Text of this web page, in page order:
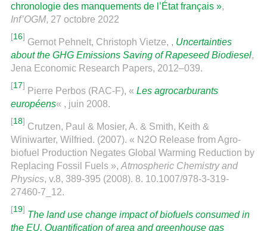
chronologie des manquements de l’État français »,
Inf’OGM, 27 octobre 2022
[16]
Gernot Pehnelt, Christoph Vietze, , Uncertainties
about the GHG Emissions Saving of Rapeseed Biodiesel,
Jena Economic Research Papers, 2012–039.
[17]
Pierre Perbos (RAC-F), « Les agrocarburants
européens« , juin 2008.
[18]
Crutzen, Paul & Mosier, A. & Smith, Keith &
Winiwarter, Wilfried. (2007). « N2O Release from Agro-
biofuel Production Negates Global Warming Reduction by
Replacing Fossil Fuels », Atmospheric Chemistry and
Physics, v.8, 389-395 (2008). 8. 10.1007/978-3-319-
27460-7_12.
[19]
The land use change impact of biofuels consumed in
the EU, Quantification of area and greenhouse gas